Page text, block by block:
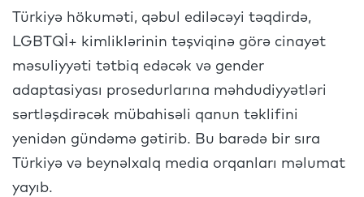
Türkiyə hökuməti, qəbul ediləcəyi təqdirdə,
LGBTQİ+ kimliklərinin təşviqinə görə cinayət
məsuliyyəti tətbiq edəcək və gender
adaptasiyası prosedurlarına məhdudiyyətləri
sərtləşdirəcək mübahisəli qanun təklifini
yenidən gündəmə gətirib. Bu barədə bir sıra
Türkiyə və beynəlxalq media orqanları məlumat
yayıb.